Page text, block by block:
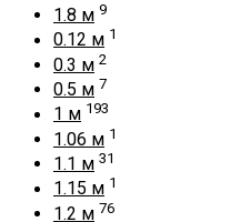
1.8 м 9
0.12 м 1
0.3 м 2
0.5 м 7
1 м 193
1.06 м 1
1.1 м 31
1.15 м 1
1.2 м 76